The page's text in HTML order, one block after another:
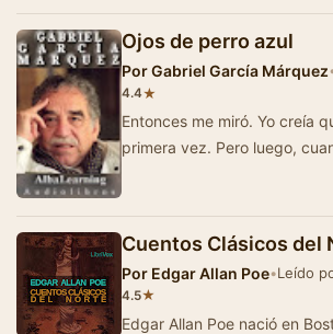
Ojos de perro azul
PorGabriel García Márquez
4.4★
Entonces me miró. Yo creía
primera vez. Pero luego,
Cuentos Clásicos del
Por Edgar Allan Poe•Leído
4.5★
Edgar Allan Poe nació en